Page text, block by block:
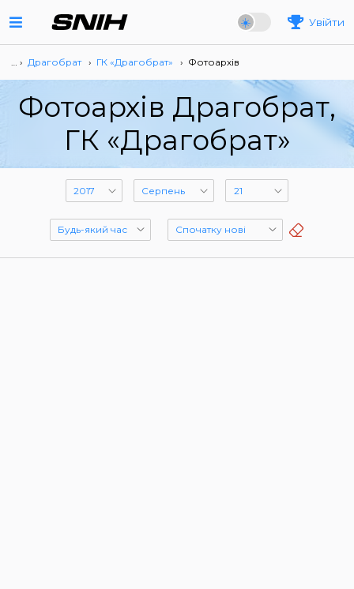
Увійти
… › Драгобрат › ГК «Драгобрат» › Фотоархів
Фотоархів Драгобрат,
ГК «Драгобрат»